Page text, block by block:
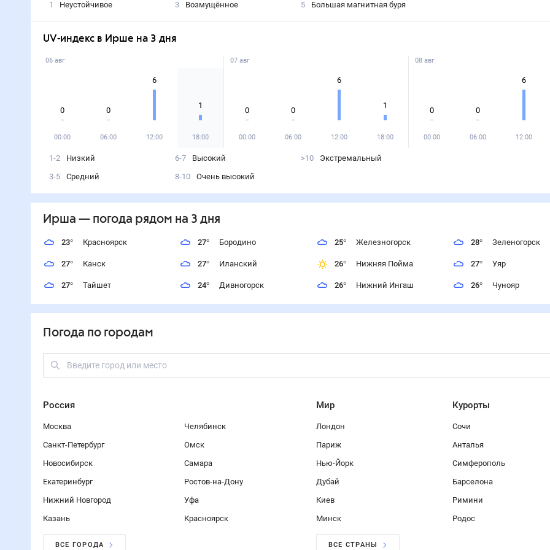
1
Неустойчивое
3
Возмущённое
5
Большая магнитная буря
UV-индекс в Ирше на 3 дня
06 авг
0
00:00
0
06:00
6
12:00
1
18:00
07 авг
0
00:00
0
06:00
6
12:00
1
18:00
08 авг
0
00:00
0
06:00
6
12:00
1-2
Низкий
3-5
Средний
6-7
Высокий
8-10
Очень высокий
>10 Экстремальный
Ирша — погода рядом на 3 дня
23° Красноярск
27° Канск
27° Тайшет
27° Бородино
27° Иланский
24° Дивногорск
25° Железногорск
26° Нижняя Пойма
26° Нижний Ингаш
28° Зеленогорск
27° Уяр
26° Чунояр
Погода по городам
Россия
Москва
Санкт-Петербург
Новосибирск
Екатеринбург
Нижний Новгород
Казань
Челябинск
Омск
Самара
Ростов-на-Дону
Уфа
Красноярск
ВСЕ ГОРОДА
Мир
Лондон
Париж
Нью-Йорк
Дубай
Киев
Минск
Курорты
Сочи
Анталья
Симферополь
Барселона
Римини
Родос
ВСЕ СТРАНЫ